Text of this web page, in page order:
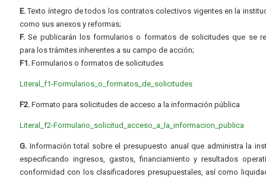
E.Texto íntegro de todos los contratos colectivos vigentes en la
como sus anexos y reformas;
F. Se publicarán los formularios o formatos de solicitudes que se
para los trámites inherentes a su campo de acción;
F1. Formularios o formatos de solicitudes
Literal_f1-Formularios_o_formatos_de_solicitudes
F2. Formato para solicitudes de acceso a la información pública
Literal_f2-Formulario_solicitud_acceso_a_la_informacion_publica
G. Información total sobre el presupuesto anual que administra la
especificando ingresos, gastos, financiamiento y resultados
conformidad con los clasificadores presupuestales, así como